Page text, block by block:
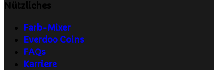
Nützliches
Farb-Mixer
Everdoo Coins
FAQs
Karriere